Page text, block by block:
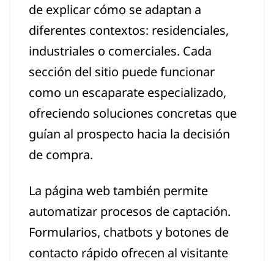
de explicar cómo se adaptan a
diferentes contextos: residenciales,
industriales o comerciales. Cada
sección del sitio puede funcionar
como un escaparate especializado,
ofreciendo soluciones concretas que
guían al prospecto hacia la decisión
de compra.
La página web también permite
automatizar procesos de captación.
Formularios, chatbots y botones de
contacto rápido ofrecen al visitante